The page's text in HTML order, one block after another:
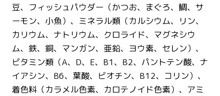
豆、フィッシュパウダー（かつお、まぐろ、鯛、サ
ーモン、小魚）、ミネラル類（カルシウム、リン、
カリウム、ナトリウム、クロライド、マグネシウ
ム、鉄、銅、マンガン、亜鉛、ヨウ素、セレン）、
ビタミン類（A、D、E、B1、B2、パントテン酸、ナ
イアシン、B6、葉酸、ビオチン、B12、コリン）、
着色料（カラメル色素、カロテノイド色素）、アミ